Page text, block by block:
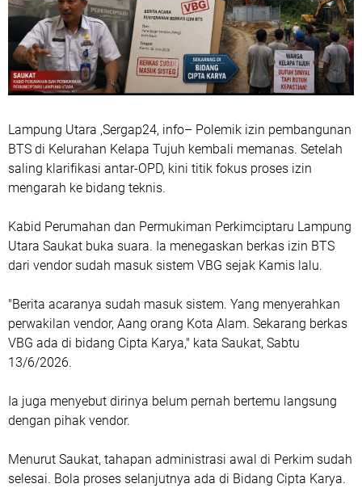
Lampung Utara ,Sergap24, info– Polemik izin pembangunan
BTS di Kelurahan Kelapa Tujuh kembali memanas. Setelah
saling klarifikasi antar-OPD, kini titik fokus proses izin
mengarah ke bidang teknis.
Kabid Perumahan dan Permukiman Perkimciptaru Lampung
Utara Saukat buka suara. Ia menegaskan berkas izin BTS
dari vendor sudah masuk sistem VBG sejak Kamis lalu.
"Berita acaranya sudah masuk sistem. Yang menyerahkan
perwakilan vendor, Aang orang Kota Alam. Sekarang berkas
VBG ada di bidang Cipta Karya," kata Saukat, Sabtu
13/6/2026.
Ia juga menyebut dirinya belum pernah bertemu langsung
dengan pihak vendor.
Menurut Saukat, tahapan administrasi awal di Perkim sudah
selesai. Bola proses selanjutnya ada di Bidang Cipta Karya.